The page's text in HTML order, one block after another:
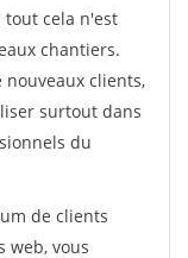
cela n'est
chantiers.
nouveaux clients,
surtout dans
du
de clients
web, vous